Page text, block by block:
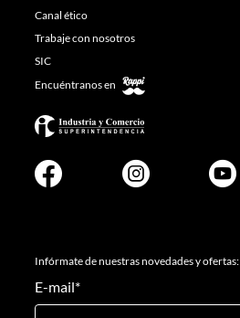
Canal ético
Trabaje con nosotros
SIC
Encuéntranos en
Infórmate de nuestras novedades y ofertas:
E-mail*